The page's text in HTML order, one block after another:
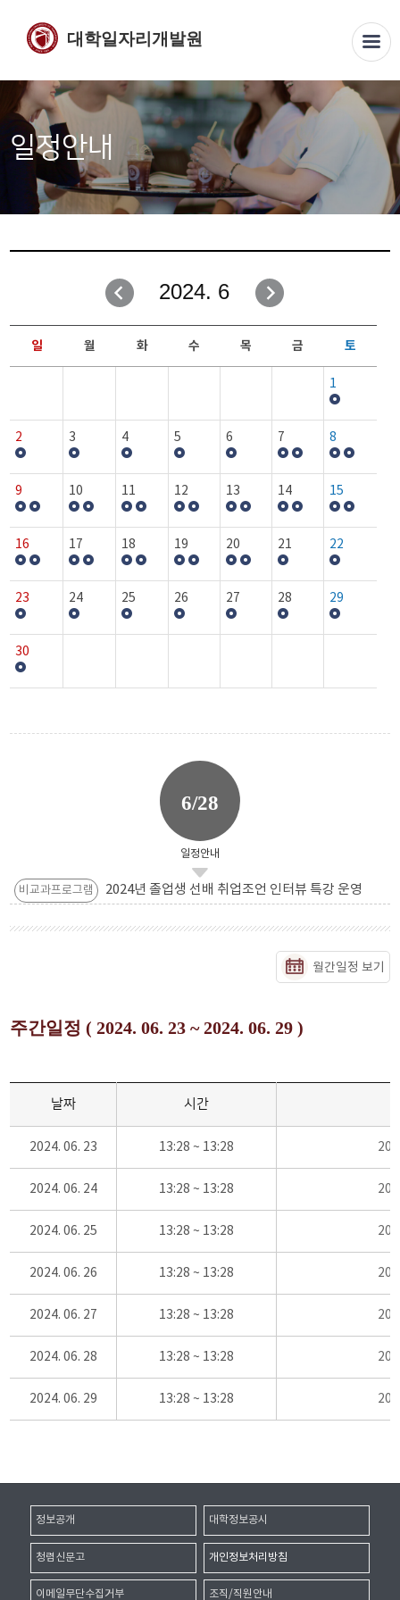
대학일자리개발원
일정안내
2024. 6
일 월 화 수 목 금 토
1
2 3 4 5 6 7 8
9 10 11 12 13 14 15
16 17 18 19 20 21 22
23 24 25 26 27 28 29
30
6/28
일정안내
비교과프로그램 2024년 졸업생 선배 취업조언 인터뷰 특강 운영
월간일정 보기
주간일정 ( 2024. 06. 23 ~ 2024. 06. 29 )
날짜 시간
2024. 06. 23 13:28 ~ 13:28
2024. 06. 24 13:28 ~ 13:28
2024. 06. 25 13:28 ~ 13:28
2024. 06. 26 13:28 ~ 13:28
2024. 06. 27 13:28 ~ 13:28
2024. 06. 28 13:28 ~ 13:28
2024. 06. 29 13:28 ~ 13:28
정보공개 대학정보공시
청렴신문고 개인정보처리방침
이메일무단수집거부 조직/직원안내